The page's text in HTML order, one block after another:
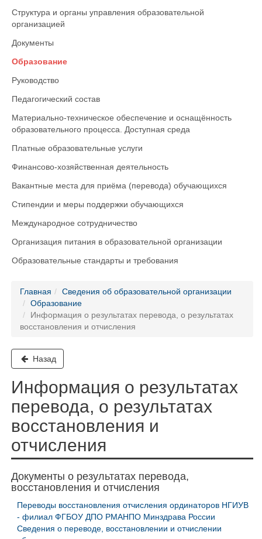
Структура и органы управления образовательной
организацией
Документы
Образование
Руководство
Педагогический состав
Материально-техническое обеспечение и оснащённость
образовательного процесса. Доступная среда
Платные образовательные услуги
Финансово-хозяйственная деятельность
Вакантные места для приёма (перевода) обучающихся
Стипендии и меры поддержки обучающихся
Международное сотрудничество
Организация питания в образовательной организации
Образовательные стандарты и требования
Главная
Сведения об образовательной организации
Образование
Информация о результатах перевода, о результатах
восстановления и отчисления
Назад
Информация о результатах
перевода, о результатах
восстановления и
отчисления
Документы о результатах перевода,
восстановления и отчисления
Переводы восстановления отчисления ординаторов НГИУВ
- филиал ФГБОУ ДПО РМАНПО Минздрава России
Сведения о переводе, восстановлении и отчислении